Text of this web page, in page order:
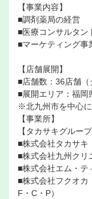
【事業内容】
■調剤薬局の経営
■医療コンサルタン
■マーケティング事
【店舗展開】
■店舗数：36店舗（
■展開エリア：福岡
※北九州市を中心に
【事業所】
【タカサキグループ
■株式会社タカサキ
■株式会社九州クリ
■株式会社エム・テ
■株式会社フクオカ
F・C・P）